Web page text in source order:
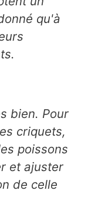
qu'à
bien. Pour
criquets,
poissons
et ajuster
de celle